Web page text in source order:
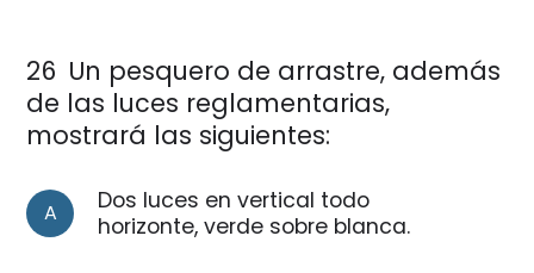
26 Un pesquero de arrastre, además
de las luces reglamentarias,
mostrará las siguientes:
A
Dos luces en vertical todo
horizonte, verde sobre blanca.